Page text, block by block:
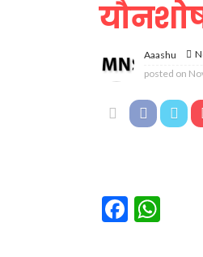
Aaashu
posted on